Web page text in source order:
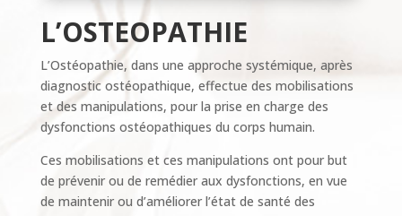
L’OSTEOPATHIE
L’Ostéopathie, dans une approche systémique, après
diagnostic ostéopathique, effectue des mobilisations
et des manipulations, pour la prise en charge des
dysfonctions ostéopathiques du corps humain.
Ces mobilisations et ces manipulations ont pour but
de prévenir ou de remédier aux dysfonctions, en vue
de maintenir ou d’améliorer l’état de santé des